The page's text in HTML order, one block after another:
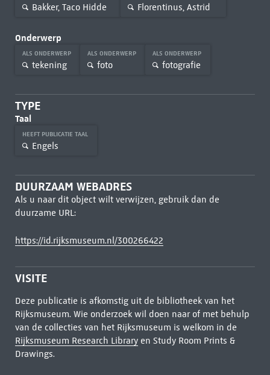
Bakker, Taco Hidde Florentinus, Astrid
Onderwerp
ALS ONDERWERP
tekening
ALS ONDERWERP
foto
ALS ONDERWERP
fotografie
TYPE
Taal
HEEFT PUBLICATIE TAAL
Engels
DUURZAAM WEBADRES
Als u naar dit object wilt verwijzen, gebruik dan de
duurzame URL:
https://id.rijksmuseum.nl/300266422
VISITE
Deze publicatie is afkomstig uit de bibliotheek van het
Rijksmuseum. Wie onderzoek wil doen naar of met behulp
van de collecties van het Rijksmuseum is welkom in de
Rijksmuseum Research Libraryen Study Room Prints &
Drawings.